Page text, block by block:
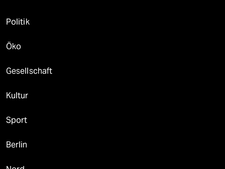
Politik
Öko
Gesellschaft
Kultur
Sport
Berlin